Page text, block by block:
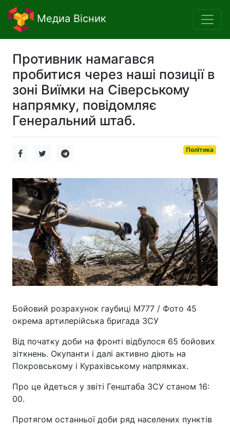
Медиа Вісник
Противник намагався
пробитися через наші позиції в
зоні Виїмки на Сіверському
напрямку, повідомляє
Генеральний штаб.
Політика
Бойовий розрахунок гаубиці М777 / Фото 45
окрема артилерійська бригада ЗСУ
Від початку доби на фронті відбулося 65 бойових
зіткнень. Окупанти і далі активно діють на
Покровському і Курахівському напрямках.
Про це йдеться у звіті Генштаба ЗСУ станом 16:
00.
Протягом останньої доби ряд населених пунктів